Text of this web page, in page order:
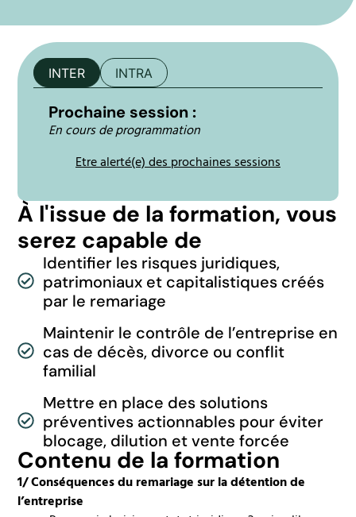
INTER INTRA
Prochaine session :
En cours de programmation
Etre alerté(e) des prochaines sessions
À l'issue de la formation, vous
serez capable de
Identifier les risques juridiques,
patrimoniaux et capitalistiques créés
par le remariage
Maintenir le contrôle de l’entreprise en
cas de décès, divorce ou conflit
familial
Mettre en place des solutions
préventives actionnables pour éviter
blocage, dilution et vente forcée
Contenu de la formation
1/ Conséquences du remariage sur la détention de
l’entreprise